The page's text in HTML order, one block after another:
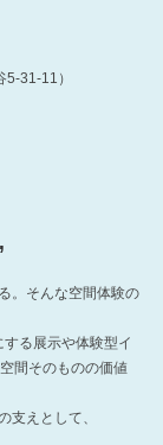
31-11）
。そんな空間体験の
る展示や体験型イ
間そのものの価値
支えとして、